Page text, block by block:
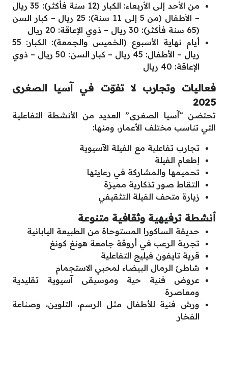
من الأحد إلى الأربعاء: الكبار (12 سنة فأكثر): 35 ريال
– الأطفال (من 5 إلى 11 سنة): 25 ريال – كبار السن
(65 سنة فأكثر): 30 ريال – ذوي الإعاقة: 20 ريال
أيام نهاية الأسبوع (الخميس والجمعة): الكبار: 55
ريال – الأطفال: 45 ريال – كبار السن: 50 ريال – ذوي
الإعاقة: 40 ريال
فعاليات وتجارب لا تفوّت في آسيا الصغرى
2025
تحتضن “آسيا الصغرى” العديد من الأنشطة التفاعلية
التي تناسب مختلف الأعمار، ومنها:
تجارب تفاعلية مع الفيلة الآسيوية
إطعام الفيلة
تحميمها والمشاركة في رعايتها
التقاط صور تذكارية مميزة
زيارة متحف الفيلة التثقيفي
أنشطة ترفيهية وثقافية متنوعة
حديقة الساكورا المستوحاة من الطبيعة اليابانية
تجربة الرعب في أروقة جامعة هونغ كونغ
قرية تايفون فيليج التفاعلية
شاطئ الرمال البيضاء لمحبي الاستجمام
عروض فنية حية وموسيقى آسيوية تقليدية
ومعاصرة
ورش فنية للأطفال مثل الرسم، التلوين، وصناعة
الفخار